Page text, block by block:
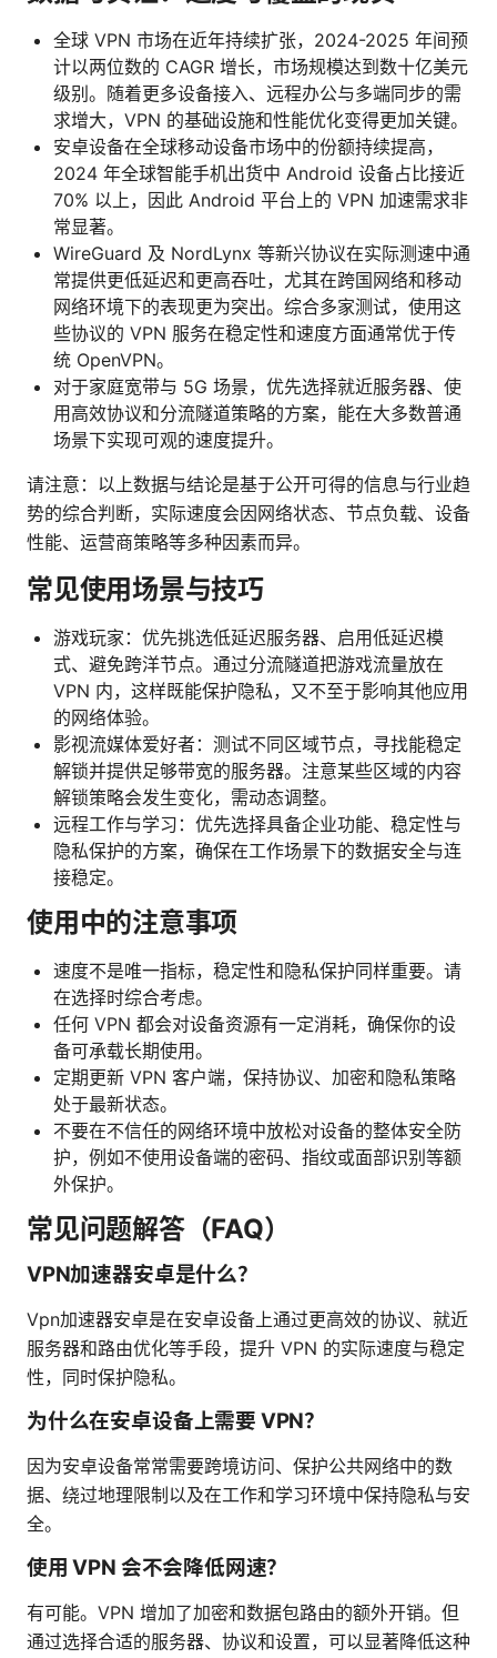
全球 VPN 市场在近年持续扩张，2024-2025 年间预
计以两位数的 CAGR 增长，市场规模达到数十亿美元
级别。随着更多设备接入、远程办公与多端同步的需
求增大，VPN 的基础设施和性能优化变得更加关键。
安卓设备在全球移动设备市场中的份额持续提高，
2024 年全球智能手机出货中 Android 设备占比接近
70% 以上，因此 Android 平台上的 VPN 加速需求非
常显著。
WireGuard 及 NordLynx 等新兴协议在实际测速中通
常提供更低延迟和更高吞吐，尤其在跨国网络和移动
网络环境下的表现更为突出。综合多家测试，使用这
些协议的 VPN 服务在稳定性和速度方面通常优于传
统 OpenVPN。
对于家庭宽带与 5G 场景，优先选择就近服务器、使
用高效协议和分流隧道策略的方案，能在大多数普通
场景下实现可观的速度提升。
请注意：以上数据与结论是基于公开可得的信息与行业趋
势的综合判断，实际速度会因网络状态、节点负载、设备
性能、运营商策略等多种因素而异。
常见使用场景与技巧
游戏玩家：优先挑选低延迟服务器、启用低延迟模
式、避免跨洋节点。通过分流隧道把游戏流量放在
VPN 内，这样既能保护隐私，又不至于影响其他应用
的网络体验。
影视流媒体爱好者：测试不同区域节点，寻找能稳定
解锁并提供足够带宽的服务器。注意某些区域的内容
解锁策略会发生变化，需动态调整。
远程工作与学习：优先选择具备企业功能、稳定性与
隐私保护的方案，确保在工作场景下的数据安全与连
接稳定。
使用中的注意事项
速度不是唯一指标，稳定性和隐私保护同样重要。请
在选择时综合考虑。
任何 VPN 都会对设备资源有一定消耗，确保你的设
备可承载长期使用。
定期更新 VPN 客户端，保持协议、加密和隐私策略
处于最新状态。
不要在不信任的网络环境中放松对设备的整体安全防
护，例如不使用设备端的密码、指纹或面部识别等额
外保护。
常见问题解答（FAQ）
VPN加速器安卓是什么？
Vpn加速器安卓是在安卓设备上通过更高效的协议、就近
服务器和路由优化等手段，提升 VPN 的实际速度与稳定
性，同时保护隐私。
为什么在安卓设备上需要 VPN？
因为安卓设备常常需要跨境访问、保护公共网络中的数
据、绕过地理限制以及在工作和学习环境中保持隐私与安
全。
使用 VPN 会不会降低网速？
有可能。VPN 增加了加密和数据包路由的额外开销。但
通过选择合适的服务器、协议和设置，可以显著降低这种